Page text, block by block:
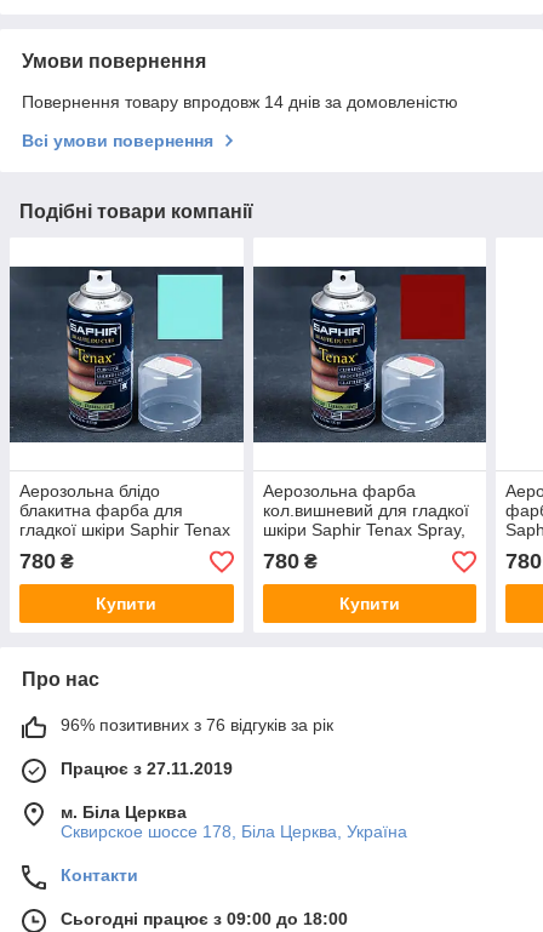
Умови повернення
Повернення товару впродовж 14 днів за домовленістю
Всі умови повернення
Подібні товари компанії
Аерозольна блідо
блакитна фарба для
гладкої шкіри Saphir Tenax
Spray, 150 мл (0823)(55)
780 ₴
Купити
Аерозольна фарба
кол.вишневий для гладкої
шкіри Saphir Tenax Spray,
150 мл (0823)(89)
780₴
Купити
мл
780
Про нас
96% позитивних з 76 відгуків за рік
Працює з 27.11.2019
м. Біла Церква
Сквирское шоссе 178, Біла Церква, Україна
Контакти
Сьогодні працює з 09:00 до 18:00